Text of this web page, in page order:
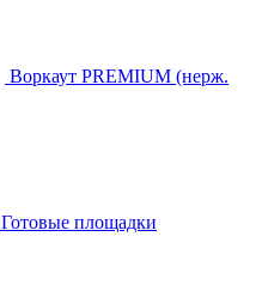
Воркаут PREMIUM (нерж.
Готовые площадки